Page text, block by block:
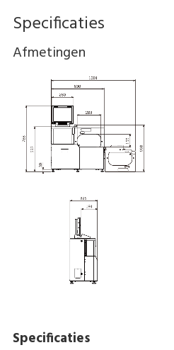
Specificaties
Afmetingen
Specificaties